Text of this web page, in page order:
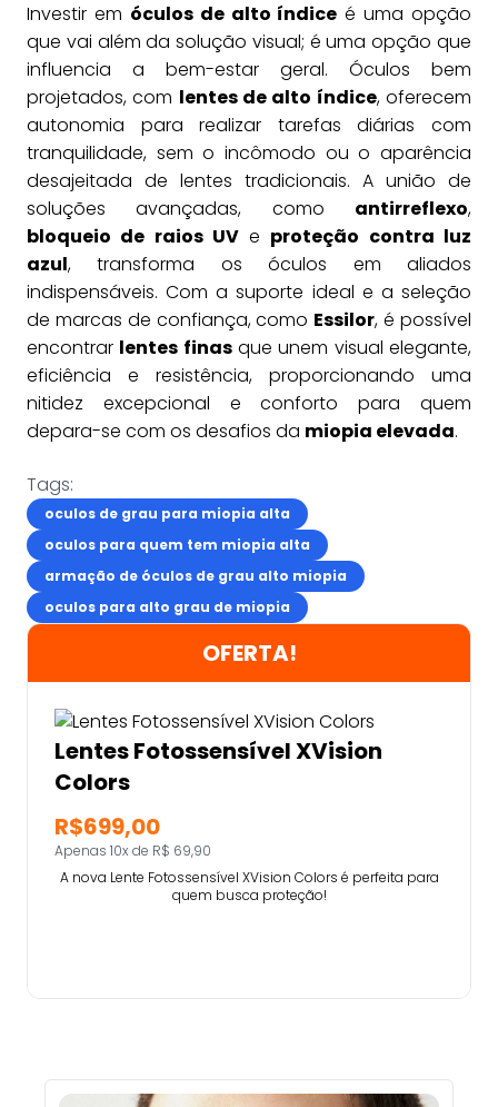
Investir em óculos de alto índice é uma opção
que vai além da solução visual; é uma opção que
influencia a bem-estar geral. Óculos bem
projetados, com lentes de alto índice, oferecem
autonomia para realizar tarefas diárias com
tranquilidade, sem o incômodo ou o aparência
desajeitada de lentes tradicionais. A união de
soluções avançadas, como antirreflexo,
bloqueio de raios UVe proteção contra luz
azul, transforma os óculos em aliados
indispensáveis. Com a suporte ideal e a seleção
de marcas de confiança, como Essilor, é possível
encontrar lentes finasque unem visual elegante,
eficiência e resistência, proporcionando uma
nitidez excepcional e conforto para quem
depara-se com os desafios da miopia elevada.
Tags:
oculos de grau para miopia alta
oculos para quem tem miopia alta
armação de óculos de grau alto miopia
oculos para alto grau de miopia
OFERTA!
Lentes Fotossensível XVision
Colors
R$699,00
Apenas 10x de R$ 69,90
A nova Lente Fotossensível XVision Colors é perfeita para
quem busca proteção!